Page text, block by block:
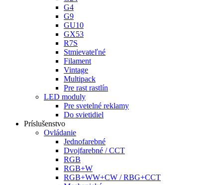
G4
G9
GU10
GX53
R7S
Stmievateľné
Filament
Vintage
Multipack
Pre rast rastlín
LED moduly
Pre svetelné reklamy
Do svietidiel
Príslušenstvo
Ovládanie
Jednofarebné
Dvojfarebné / CCT
RGB
RGB+W
RGB+WW+CW / RBG+CCT